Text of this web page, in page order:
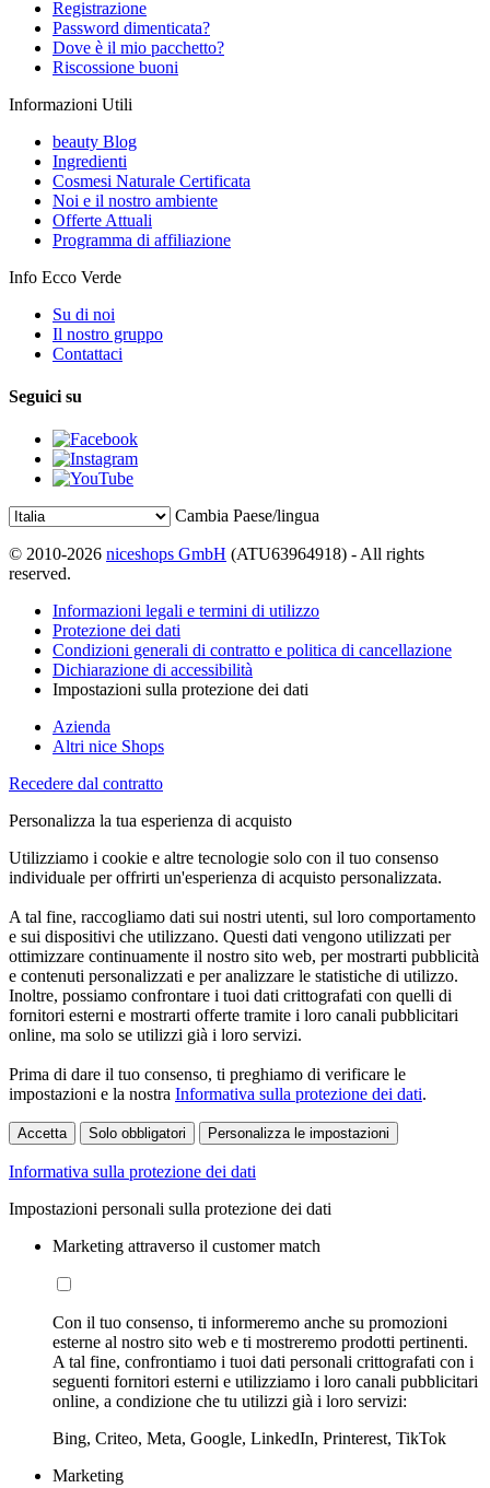
Registrazione
Password dimenticata?
Dove è il mio pacchetto?
Riscossione buoni
Informazioni Utili
beauty Blog
Ingredienti
Cosmesi Naturale Certificata
Noi e il nostro ambiente
Offerte Attuali
Programma di affiliazione
Info Ecco Verde
Su di noi
Il nostro gruppo
Contattaci
Seguici su
Cambia Paese/lingua
© 2010-2026 niceshops GmbH (ATU63964918) - All rights
reserved.
Informazioni legali e termini di utilizzo
Protezione dei dati
Condizioni generali di contratto e politica di cancellazione
Dichiarazione di accessibilità
Impostazioni sulla protezione dei dati
Azienda
Altri nice Shops
Recedere dal contratto
Personalizza la tua esperienza di acquisto
Utilizziamo i cookie e altre tecnologie solo con il tuo consenso
individuale per offrirti un'esperienza di acquisto personalizzata.
A tal fine, raccogliamo dati sui nostri utenti, sul loro comportamento
e sui dispositivi che utilizzano. Questi dati vengono utilizzati per
ottimizzare continuamente il nostro sito web, per mostrarti pubblicità
e contenuti personalizzati e per analizzare le statistiche di utilizzo.
Inoltre, possiamo confrontare i tuoi dati crittografati con quelli di
fornitori esterni e mostrarti offerte tramite i loro canali pubblicitari
online, ma solo se utilizzi già i loro servizi.
Prima di dare il tuo consenso, ti preghiamo di verificare le
impostazioni e la nostra Informativa sulla protezione dei dati.
Accetta Solo obbligatori Personalizza le impostazioni
Informativa sulla protezione dei dati
Impostazioni personali sulla protezione dei dati
Marketing attraverso il customer match
Con il tuo consenso, ti informeremo anche su promozioni
esterne al nostro sito web e ti mostreremo prodotti pertinenti.
A tal fine, confrontiamo i tuoi dati personali crittografati con i
seguenti fornitori esterni e utilizziamo i loro canali pubblicitari
online, a condizione che tu utilizzi già i loro servizi:
Bing, Criteo, Meta, Google, LinkedIn, Printerest, TikTok
Marketing